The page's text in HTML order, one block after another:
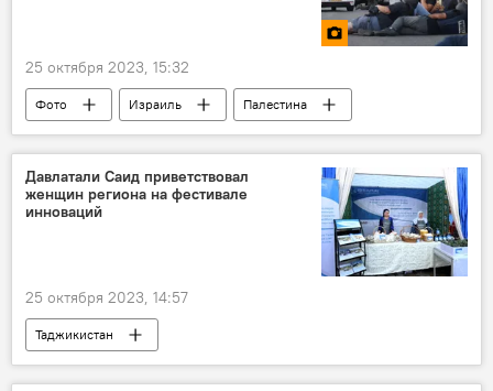
25 октября 2023, 15:32
Фото Израиль
Палестина
конфликт
Давлатали Саид приветствовал
женщин региона на фестивале
инноваций
25 октября 2023, 14:57
Таджикистан
Новости Куляба и Хатлонской области